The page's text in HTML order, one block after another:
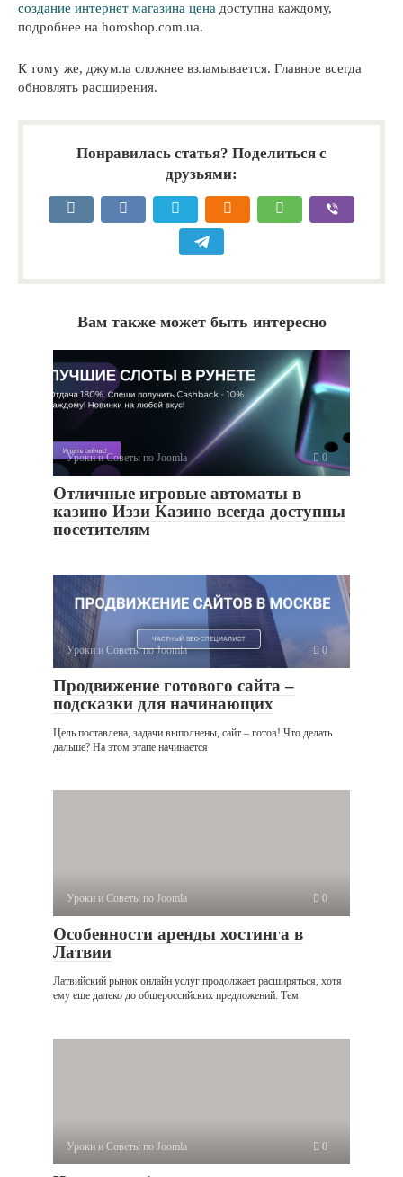
создание интернет магазина цена доступна каждому,
подробнее на horoshop.com.ua.
К тому же, джумла сложнее взламывается. Главное всегда
обновлять расширения.
Понравилась статья? Поделиться с
друзьями:
Вам также может быть интересно
Уроки и Советы по Joomla 0
Отличные игровые автоматы в
казино Иззи Казино всегда доступны
посетителям
Уроки и Советы по Joomla 0
Продвижение готового сайта –
подсказки для начинающих
Цель поставлена, задачи выполнены, сайт – готов! Что делать
дальше? На этом этапе начинается
Уроки и Советы по Joomla 0
Особенности аренды хостинга в
Латвии
Латвийский рынок онлайн услуг продолжает расширяться, хотя
ему еще далеко до общероссийских предложений. Тем
Уроки и Советы по Joomla 0